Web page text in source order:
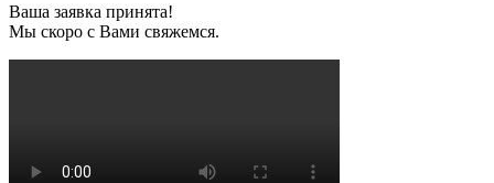
Ваша заявка принята!
Мы скоро с Вами свяжемся.